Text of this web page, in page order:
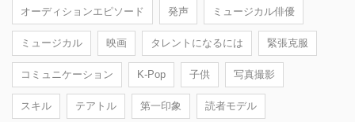
オーディションエピソード 発声 ミュージカル俳優
ミュージカル 映画 タレントになるには 緊張克服
コミュニケーション K-Pop 子供 写真撮影
スキル テアトル 第一印象 読者モデル